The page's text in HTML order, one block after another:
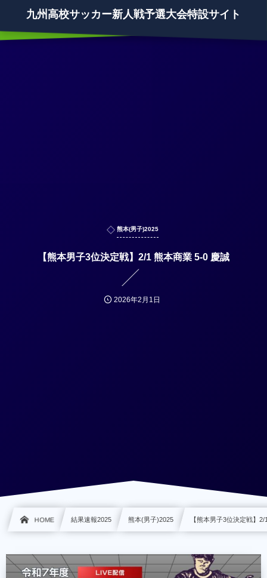
九州高校サッカー新人戦予選大会特設サイト
熊本(男子)2025
【熊本男子3位決定戦】2/1 熊本商業 5-0 慶誠
2026年2月1日
HOME 結果速報2025 熊本(男子)2025 【熊本男子3位決定戦】